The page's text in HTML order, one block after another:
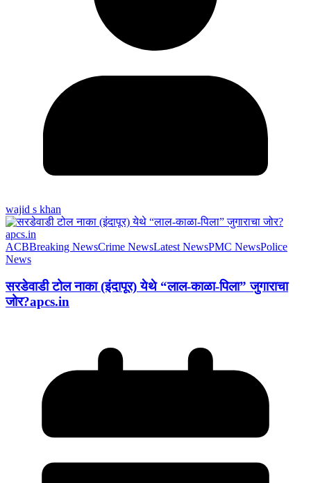
wajid s khan
ACBBreaking NewsCrime NewsLatest NewsPMC NewsPolice
News
सरडेवाडी टोल नाका (इंदापूर) येथे “लाल-काळा-पिला” जुगाराचा
जोर?apcs.in